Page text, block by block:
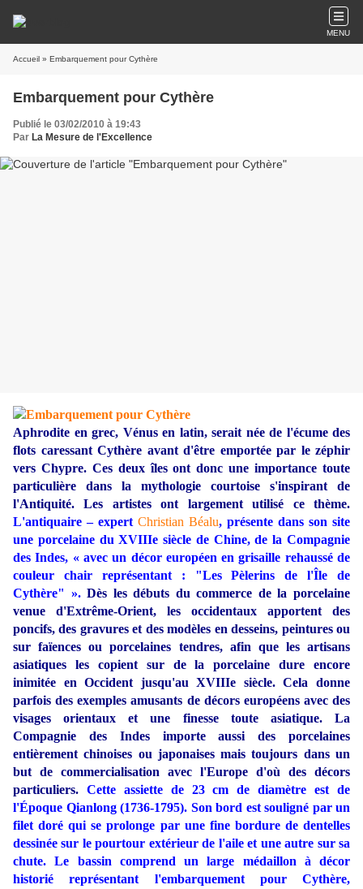
MENU
Accueil » Embarquement pour Cythère
Embarquement pour Cythère
Publié le 03/02/2010 à 19:43
Par La Mesure de l'Excellence
Aphrodite en grec, Vénus en latin, serait née de l'écume des
flots caressant Cythère avant d'être emportée par le zéphir
vers Chypre. Ces deux îles ont donc une importance toute
particulière dans la mythologie courtoise s'inspirant de
l'Antiquité. Les artistes ont largement utilisé ce thème.
L'antiquaire – expert Christian Béalu, présente dans son site
une porcelaine du XVIIIe siècle de Chine, de la Compagnie
des Indes, « avec un décor européen en grisaille rehaussé de
couleur chair représentant : "Les Pèlerins de l'Île de
Cythère" ». Dès les débuts du commerce de la porcelaine
venue d'Extrême-Orient, les occidentaux apportent des
poncifs, des gravures et des modèles en desseins, peintures ou
sur faïences ou porcelaines tendres, afin que les artisans
asiatiques les copient sur de la porcelaine dure encore
inimitée en Occident jusqu'au XVIIIe siècle. Cela donne
parfois des exemples amusants de décors européens avec des
visages orientaux et une finesse toute asiatique.
La
Compagnie des Indes importe aussi des porcelaines
entièrement chinoises ou japonaises mais toujours dans un
but de commercialisation avec l'Europe d'où des décors
particuliers. Cette assiette de 23 cm de diamètre est de
l'Époque Qianlong (1736-1795). Son bord est souligné par un
filet doré qui se prolonge par une fine bordure de dentelles
dessinée sur le pourtour extérieur de l'aile et une autre sur sa
chute. Le bassin comprend un large médaillon à décor
historié représentant l'embarquement pour Cythère,